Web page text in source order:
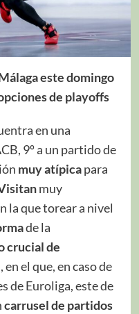
este domingo
de playoffs
en una
9º a un partido de
muy atípicapara
muy
la que torear a nivel
de la
crucial de
el que, en caso de
de Euroliga, este de
carrusel de partidos